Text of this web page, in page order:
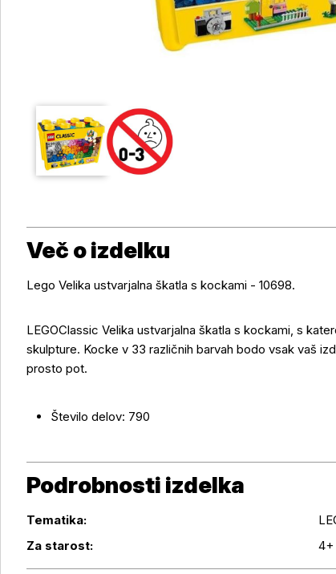
Več o izdelku
Več o izdelku
Lego Velika ustvarjalna škatla s kockami - 10698.
LEGOClassic Velika ustvarjalna škatla s kockami, s
skulpture. Kocke v 33 različnih barvah bodo vsak vaš
prosto pot.
Število delov: 790
Podrobnosti izdelka
Podrobnosti izdelka
Tematika:
Za starost:
4+